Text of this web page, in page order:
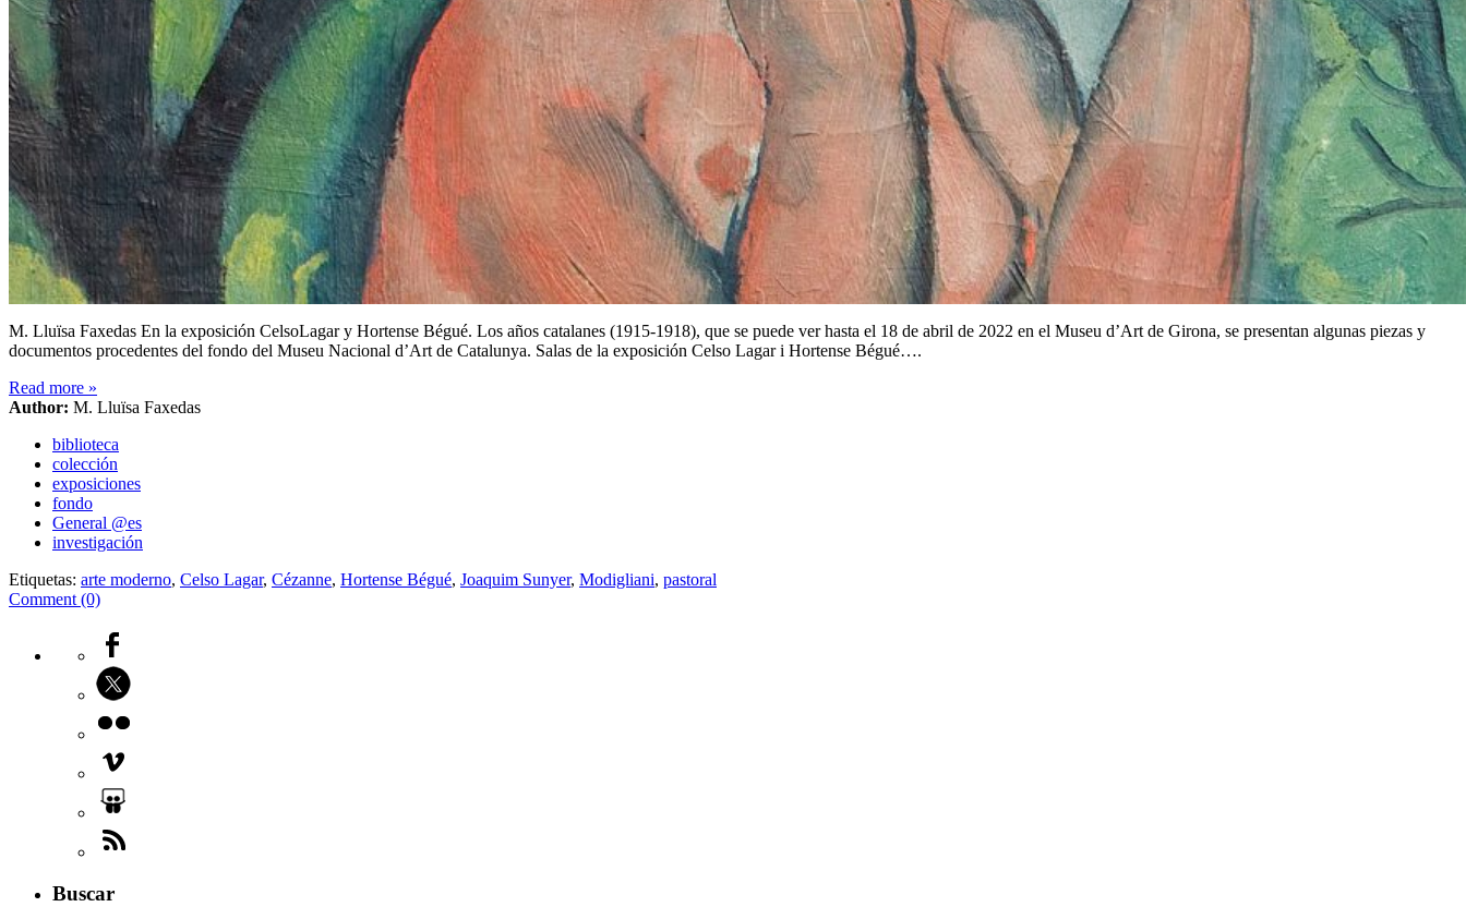
M. Lluïsa Faxedas En la exposición CelsoLagar y Hortense Bégué. Los años catalanes (1915-1918), que se puede ver hasta el 18 de abril de 2022 en el Museu d’Art de Girona, se presentan algunas piezas y
documentos procedentes del fondo del Museu Nacional d’Art de Catalunya. Salas de la exposición Celso Lagar i Hortense Bégué….
Read more »
Author: M. Lluïsa Faxedas
biblioteca
colección
exposiciones
fondo
General @es
investigación
Etiquetas: arte moderno, Celso Lagar, Cézanne, Hortense Bégué, Joaquim Sunyer, Modigliani, pastoral
Comment (0)
Buscar